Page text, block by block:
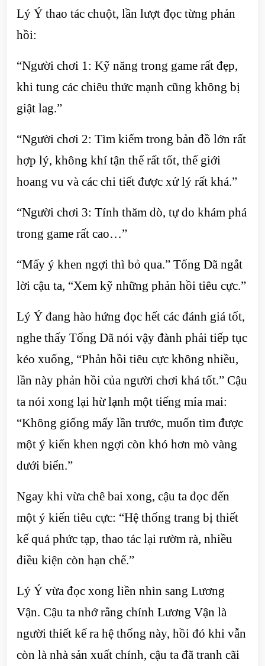
Lý Ý thao tác chuột, lần lượt đọc từng phản
hồi:
“Người chơi 1: Kỹ năng trong game rất đẹp,
khi tung các chiêu thức mạnh cũng không bị
giật lag.”
“Người chơi 2: Tìm kiếm trong bản đồ lớn rất
hợp lý, không khí tận thế rất tốt, thế giới
hoang vu và các chi tiết được xử lý rất khá.”
“Người chơi 3: Tính thăm dò, tự do khám phá
trong game rất cao…”
“Mấy ý khen ngợi thì bỏ qua.” Tống Dã ngắt
lời cậu ta, “Xem kỹ những phản hồi tiêu cực.”
Lý Ý đang hào hứng đọc hết các đánh giá tốt,
nghe thấy Tống Dã nói vậy đành phải tiếp tục
kéo xuống, “Phản hồi tiêu cực không nhiều,
lần này phản hồi của người chơi khá tốt.” Cậu
ta nói xong lại hừ lạnh một tiếng mỉa mai:
“Không giống mấy lần trước, muốn tìm được
một ý kiến khen ngợi còn khó hơn mò vàng
dưới biển.”
Ngay khi vừa chê bai xong, cậu ta đọc đến
một ý kiến tiêu cực: “Hệ thống trang bị thiết
kế quá phức tạp, thao tác lại rườm rà, nhiều
điều kiện còn hạn chế.”
Lý Ý vừa đọc xong liền nhìn sang Lương
Vận. Cậu ta nhớ rằng chính Lương Vận là
người thiết kế ra hệ thống này, hồi đó khi vẫn
còn là nhà sản xuất chính, cậu ta đã tranh cãi